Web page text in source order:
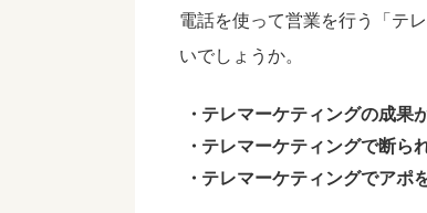
電話を使って営業を行う「テ
いでしょうか。
テレマーケティングの成果
テレマーケティングで断ら
テレマーケティングでアポ